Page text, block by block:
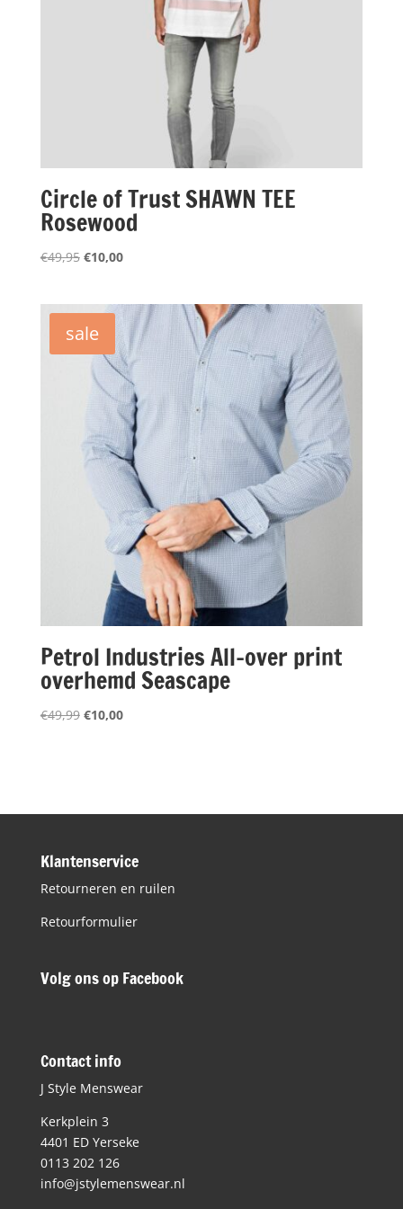
Circle of Trust SHAWN TEE
Rosewood
€49,95 Oorspronkelijke
€49,95.
€10,00Huidige
€10,00.
sale
Petrol Industries All-over print
overhemd Seascape
€49,99 Oorspronkelijke
€10,00Huidige
Klantenservice
Retourneren en ruilen
Retourformulier
Volg ons op Facebook
Contact info
J Style Menswear
Kerkplein 3
4401 ED Yerseke
0113 202 126
info@jstylemenswear.nl